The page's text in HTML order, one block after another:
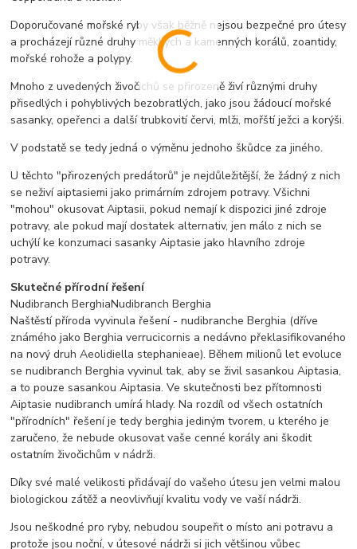
Doporučované mořské ryby však běžně nejsou bezpečné pro útesy
a procházejí různé druhy měkkých a kamenných korálů, zoantidy,
mořské rohože a polypy.
Mnoho z uvedených živočichů se přirozeně živí různými druhy
přisedlých i pohyblivých bezobratlých, jako jsou žádoucí mořské
sasanky, opeřenci a další trubkovití červi, mlži, mořští ježci a korýši.
V podstatě se tedy jedná o výměnu jednoho škůdce za jiného.
U těchto "přirozených predátorů" je nejdůležitější, že žádný z nich
se neživí aiptasiemi jako primárním zdrojem potravy. Všichni
"mohou" okusovat Aiptasii, pokud nemají k dispozici jiné zdroje
potravy, ale pokud mají dostatek alternativ, jen málo z nich se
uchýlí ke konzumaci sasanky Aiptasie jako hlavního zdroje
potravy.
Skutečné přírodní řešení
Nudibranch BerghiaNudibranch Berghia
Naštěstí příroda vyvinula řešení - nudibranche Berghia (dříve
známého jako Berghia verrucicornis a nedávno překlasifikovaného
na nový druh Aeolidiella stephanieae). Během milionů let evoluce
se nudibranch Berghia vyvinul tak, aby se živil sasankou Aiptasia,
a to pouze sasankou Aiptasia. Ve skutečnosti bez přítomnosti
Aiptasie nudibranch umírá hlady. Na rozdíl od všech ostatních
"přírodních" řešení je tedy berghia jediným tvorem, u kterého je
zaručeno, že nebude okusovat vaše cenné korály ani škodit
ostatním živočichům v nádrži.
Díky své malé velikosti přidávají do vašeho útesu jen velmi malou
biologickou zátěž a neovlivňují kvalitu vody ve vaší nádrži.
Jsou neškodné pro ryby, nebudou soupeřit o místo ani potravu a
protože jsou noční, v útesové nádrži si jich většinou vůbec